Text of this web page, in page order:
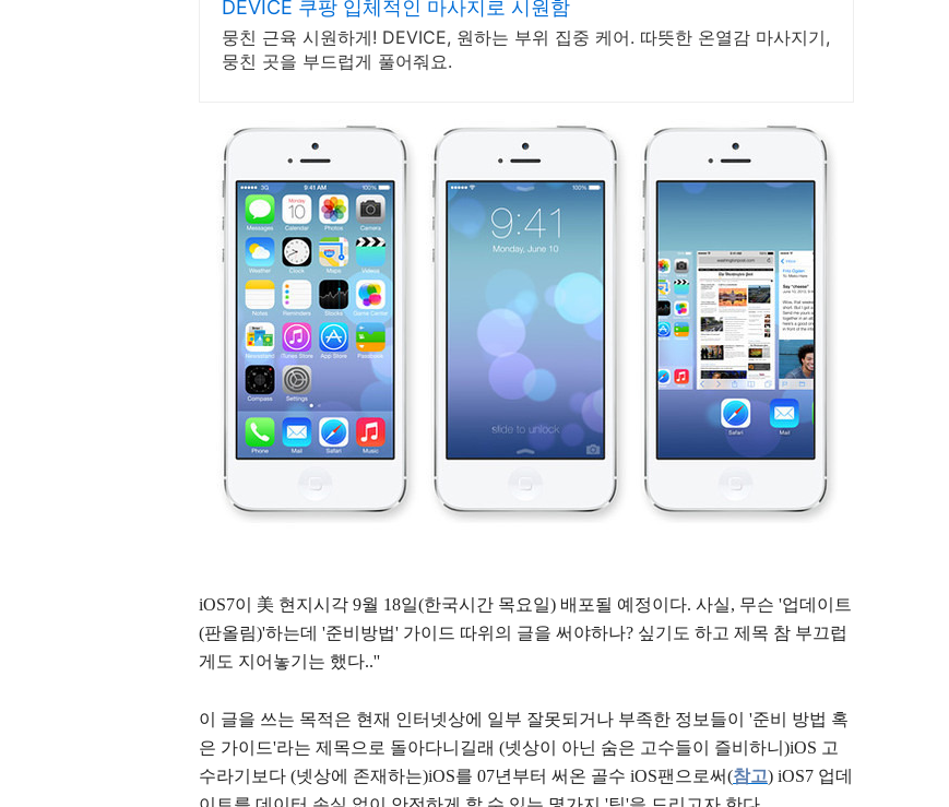
DEVICE 쿠팡 입체적인 마사지로 시원함
뭉친 근육 시원하게! DEVICE, 원하는 부위 집중 케어. 따뜻한 온열감 마사지기,
뭉친 곳을 부드럽게 풀어줘요.
iOS7이 美 현지시각 9월 18일(한국시간 목요일) 배포될 예정이다. 사실, 무슨 '업데이트
(판올림)'하는데 '준비방법' 가이드 따위의 글을 써야하나? 싶기도 하고 제목 참 부끄럽
게도 지어놓기는 했다..''
이 글을 쓰는 목적은 현재 인터넷상에 일부 잘못되거나 부족한 정보들이 '준비 방법 혹
은 가이드'라는 제목으로 돌아다니길래 (넷상이 아닌 숨은 고수들이 즐비하니)iOS 고
수라기보다 (넷상에 존재하는)iOS를 07년부터 써온 골수 iOS팬으로써(참고) iOS7 업데